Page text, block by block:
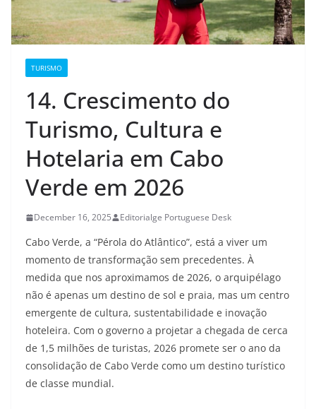
TURISMO
14. Crescimento do
Turismo, Cultura e
Hotelaria em Cabo
Verde em 2026
December 16, 2025 Editorialge Portuguese Desk
Cabo Verde, a “Pérola do Atlântico”, está a viver um
momento de transformação sem precedentes. À
medida que nos aproximamos de 2026, o arquipélago
não é apenas um destino de sol e praia, mas um centro
emergente de cultura, sustentabilidade e inovação
hoteleira. Com o governo a projetar a chegada de cerca
de 1,5 milhões de turistas, 2026 promete ser o ano da
consolidação de Cabo Verde como um destino turístico
de classe mundial.